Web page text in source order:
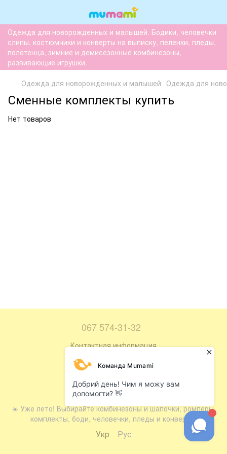
Одежда для новорожденных и малышей. Бодики, человечки
слипы, костюмчики и конверты на выписку, пеленки, пледы,
полотенца, зимние и демисезонные комбинезоны,
развивающие игрушки.
Одежда для новорожденных и малышей Одежда для
Сменные комплекты купить
Нет товаров
067 574-31-32
Контактная информация
Полная версия сайта
Карта сайта
© 2016—2026
☀️ Уже лето! Выбирайте комбинезоны и шапочки, ромперы,
комплекты, боди, человечки, пледы и конверты.
Укр Рус